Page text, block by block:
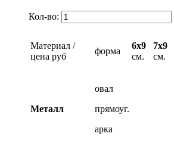
Кол-во:
Материал /
цена руб
форма
6х9
см.
7х9
см.
Металл
овал
прямоуг.
арка